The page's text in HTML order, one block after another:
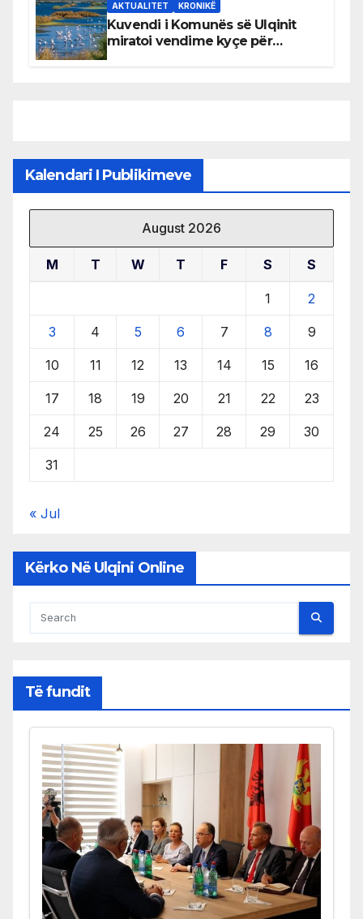
AKTUALITET KRONIKË
Kuvendi i Komunës së Ulqinit
miratoi vendime kyçe për
Kalendari I Publikimeve
August 2026
M T W T F S S
1 2
3 4 5 6 7 8 9
10 11 12 13 14 15 16
17 18 19 20 21 22 23
24 25 26 27 28 29 30
31
« Jul
Kërko Në Ulqini Online
Të fundit